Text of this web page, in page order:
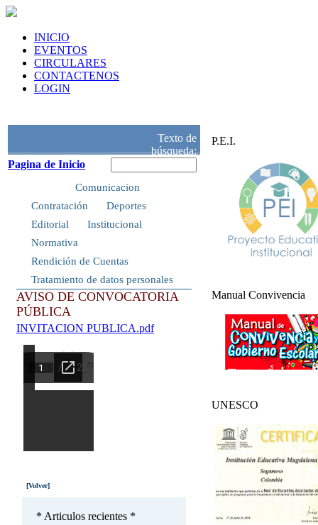
INICIO
EVENTOS
CIRCULARES
CONTACTENOS
LOGIN
Texto de
búsqueda:
Pagina de Inicio
Comunicacion
Contratación
Deportes
Editorial
Institucional
Normativa
Rendición de Cuentas
Tratamiento de datos personales
AVISO DE CONVOCATORIA
PÚBLICA
INVITACION PUBLICA.pdf
[Volver]
* Articulos recientes *
P.E.I.
Manual Convivencia
UNESCO